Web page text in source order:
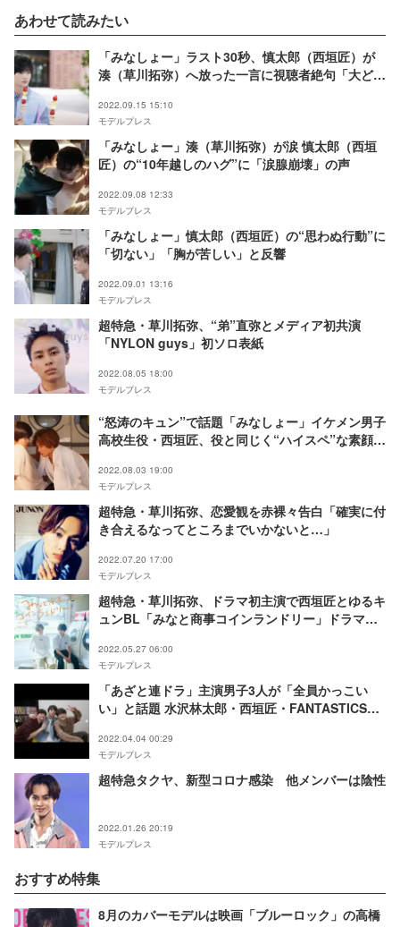
あわせて読みたい
「みなしょー」ラスト30秒、慎太郎（西垣匠）が
湊（草川拓弥）へ放った一言に視聴者絶句「大どん
2022.09.15 15:10
モデルプレス
「みなしょー」湊（草川拓弥）が涙 慎太郎（西垣
匠）の“10年越しのハグ”に「涙腺崩壊」の声
2022.09.08 12:33
モデルプレス
「みなしょー」慎太郎（西垣匠）の“思わぬ行動”に
「切ない」「胸が苦しい」と反響
2022.09.01 13:16
モデルプレス
超特急・草川拓弥、“弟”直弥とメディア初共演
「NYLON guys」初ソロ表紙
2022.08.05 18:00
モデルプレス
“怒涛のキュン”で話題「みなしょー」イケメン男子
高校生役・西垣匠、役と同じく“ハイスペ”な素顔に
2022.08.03 19:00
モデルプレス
超特急・草川拓弥、恋愛観を赤裸々告白「確実に付
き合えるなってところまでいかないと…」
2022.07.20 17:00
モデルプレス
超特急・草川拓弥、ドラマ初主演で西垣匠とゆるキ
ュンBL「みなと商事コインランドリー」ドラマ化
2022.05.27 06:00
モデルプレス
「あざと連ドラ」主演男子3人が「全員かっこい
い」と話題 水沢林太郎・西垣匠・FANTASTICS中
フィール＞
2022.04.04 00:29
モデルプレス
超特急タクヤ、新型コロナ感染 他メンバーは陰性
2022.01.26 20:19
モデルプレス
おすすめ特集
8月のカバーモデルは映画「ブルーロック」の高橋